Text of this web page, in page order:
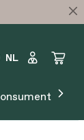
NL